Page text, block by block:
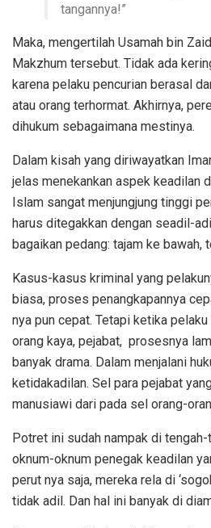
tangannya!”
Maka, mengertilah Usamah bin
Makzhum tersebut. Tidak ada
karena pelaku pencurian berasal
atau orang terhormat. Akhirnya,
dihukum sebagaimana mestinya.
Dalam kisah yang diriwayatkan
jelas menekankan aspek keadilan
Islam sangat menjungjung tinggi
harus ditegakkan dengan seadil-
bagaikan pedang: tajam ke bawah,
Kasus-kasus kriminal yang
biasa, proses penangkapannya
nya pun cepat. Tetapi ketika
orang kaya, pejabat, prosesnya
banyak drama. Dalam menjalani
ketidakadilan. Sel para pejabat
manusiawi dari pada sel orang-
Potret ini sudah nampak di tengah-
oknum-oknum penegak keadilan
perut nya saja, mereka rela di
tidak adil. Dan hal ini banyak di